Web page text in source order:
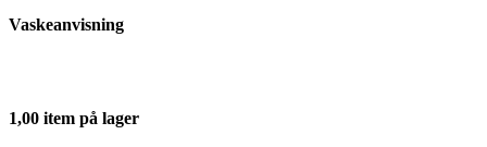
Vaskeanvisning
1,00 item på lager